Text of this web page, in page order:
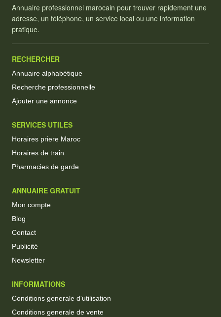
Annuaire professionnel marocain pour trouver rapidement une
adresse, un téléphone, un service local ou une information
pratique.
RECHERCHER
Annuaire alphabétique
Recherche professionnelle
Ajouter une annonce
SERVICES UTILES
Horaires priere Maroc
Horaires de train
Pharmacies de garde
ANNUAIRE GRATUIT
Mon compte
Blog
Contact
Publicité
Newsletter
INFORMATIONS
Conditions generale d'utilisation
Conditions generale de vente